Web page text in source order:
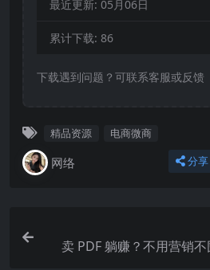
最近更新: 05月06日
累计下载: 86
下载遇到问题？可联系客服或反馈
精品资源 电商微商
网络 分享
卖 PDF 躺赚？不用营销